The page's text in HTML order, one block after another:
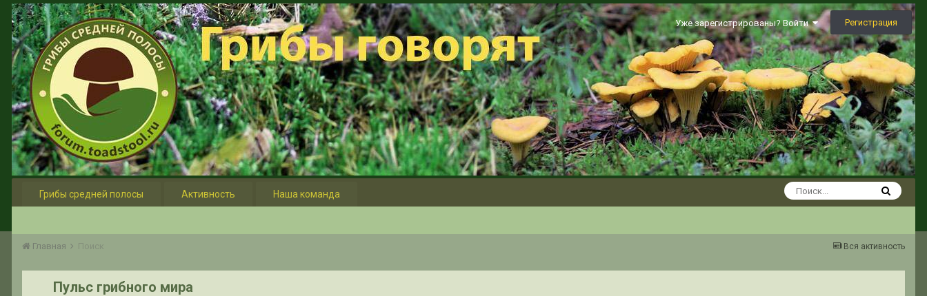
Уже зарегистрированы? Войти Регистрация
Грибы средней полосы Активность Наша команда
Вся активность
Главная Поиск
Пульс грибного мира